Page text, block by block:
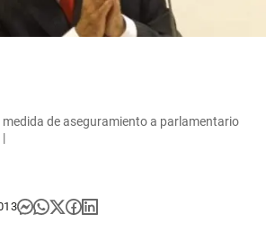
de aseguramiento a parlamentario
|